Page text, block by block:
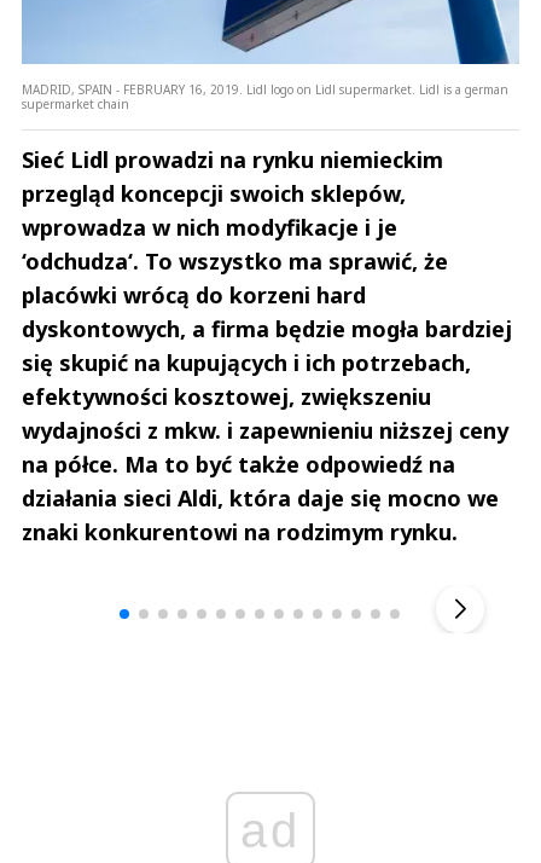
MADRID, SPAIN - FEBRUARY 16, 2019. Lidl logo on Lidl supermarket. Lidl is a german
supermarket chain
Sieć Lidl prowadzi na rynku niemieckim
przegląd koncepcji swoich sklepów,
wprowadza w nich modyfikacje i je
‘odchudza‘. To wszystko ma sprawić, że
placówki wrócą do korzeni hard
dyskontowych, a firma będzie mogła bardziej
się skupić na kupujących i ich potrzebach,
efektywności kosztowej, zwiększeniu
wydajności z mkw. i zapewnieniu niższej ceny
na półce. Ma to być także odpowiedź na
działania sieci Aldi, która daje się mocno we
znaki konkurentowi na rodzimym rynku.
ad